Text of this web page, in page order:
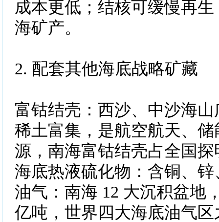
成本更低；结核可缓慢再
海矿产。
2. 配套其他海底战略矿藏
富钴结壳：西沙、中沙海
稀土富集，是航空航天、
源，南海富钴结壳占全国
海底热液硫化物：含铜、
油气：南海 12 大沉积盆地
亿吨，世界四大海底油气